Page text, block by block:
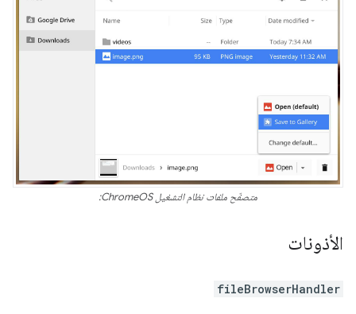
متصفّح ملفات نظام التشغيل ChromeOS:
الأذونات
fileBrowserHandler